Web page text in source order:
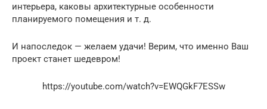
интерьера, каковы архитектурные особенности
планируемого помещения и т. д.
И напоследок — желаем удачи! Верим, что именно Ваш
проект станет шедевром!
https://youtube.com/watch?v=EWQGkF7ESSw